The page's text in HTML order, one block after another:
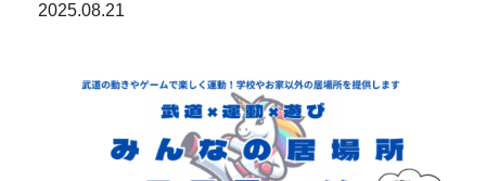
2025.08.21